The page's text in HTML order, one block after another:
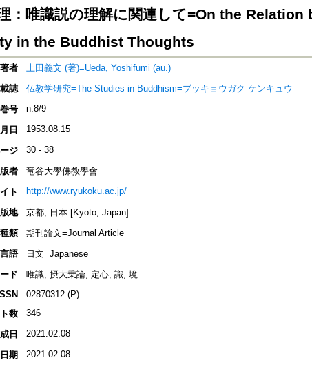
：唯識説の理解に関連して=On the
in the Buddhist Thoughts
著者
上田義文 (著)=Ueda, Yoshifumi (au.)
誌
仏教学研究=The Studies in Buddhism=ブッキョウガク ケンキュウ
巻号
n.8/9
日 1953.08.15
ジ 30 - 38
者
竜谷大學佛教學會
ト
http://www.ryukoku.ac.jp/
地
京都, 日本 [Kyoto, Japan]
類
期刊論文=Journal Article
言語
日文=Japanese
ド
唯識; 摂大乗論; 定心; 識; 境
ISSN
02870312 (P)
数
346
日 2021.02.08
期 2021.02.08